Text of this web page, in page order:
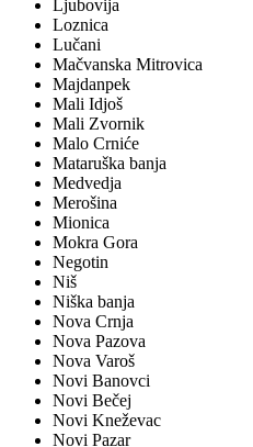
Ljubovija
Loznica
Lučani
Mačvanska Mitrovica
Majdanpek
Mali Idjoš
Mali Zvornik
Malo Crniće
Mataruška banja
Medvedja
Merošina
Mionica
Mokra Gora
Negotin
Niš
Niška banja
Nova Crnja
Nova Pazova
Nova Varoš
Novi Banovci
Novi Bečej
Novi Kneževac
Novi Pazar